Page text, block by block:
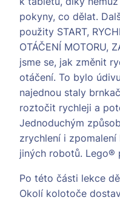
pokyny, co dělat.
použity START,
OTÁČENÍ MOTORU,
jsme se, jak změnit
otáčení. To bylo
najednou staly
roztočit rychleji a
Jednoduchým
zrychlení i
jiných robotů. Lego®
Po této části lekce
Okolí kolotoče